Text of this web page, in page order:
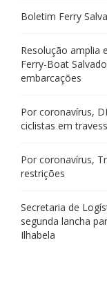
Boletim Ferry
Resolução amplia
Ferry-Boat
embarcações
Por coronavírus,
ciclistas em
Por coronavírus,
restrições
Secretaria de
segunda lancha
Ilhabela